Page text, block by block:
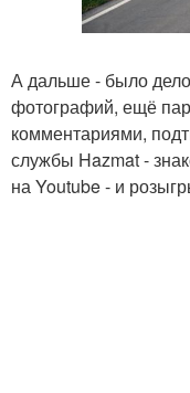
А дальше - было
фотографий, ещё
комментариями,
службы Hazmat -
на Youtube - и